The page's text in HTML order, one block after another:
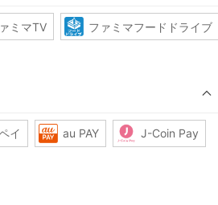
ミマTV ファミマフードドライブ
イ au PAY J-Coin Pay